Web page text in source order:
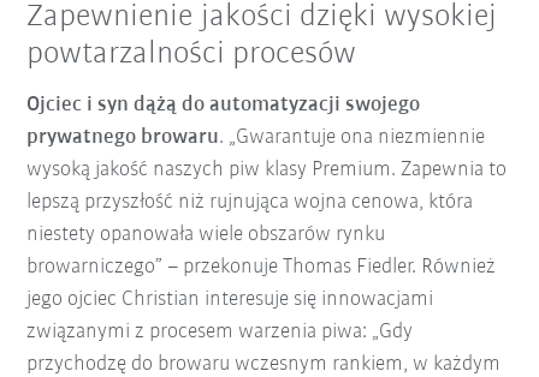
Zapewnienie jakości dzięki wysokiej
powtarzalności procesów
Ojciec i syn dążą do automatyzacji swojego
prywatnego browaru. „Gwarantuje ona niezmiennie
wysoką jakość naszych piw klasy Premium. Zapewnia to
lepszą przyszłość niż rujnująca wojna cenowa, która
niestety opanowała wiele obszarów rynku
browarniczego” – przekonuje Thomas Fiedler. Również
jego ojciec Christian interesuje się innowacjami
związanymi z procesem warzenia piwa: „Gdy
przychodzę do browaru wczesnym rankiem, w każdym